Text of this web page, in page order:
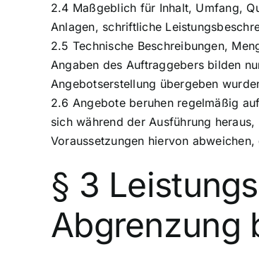
2.4 Maßgeblich für Inhalt, Umfang,
Anlagen, schriftliche
2.5 Technische Beschreibungen,
Angaben des Auftraggebers bilden
Angebotserstellung übergeben
2.6 Angebote beruhen regelmäßig
sich während der Ausführung
Voraussetzungen hiervon
§ 3
Abgrenzung